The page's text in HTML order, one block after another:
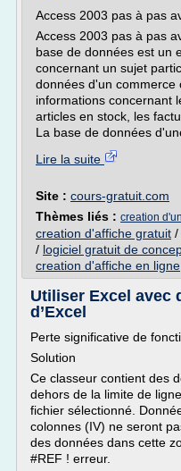
Access 2003 pas à pas
Access 2003 pas à pas
base de données est un
concernant un sujet
données d'un commerce
informations concernant
articles en stock, les
La base de données
Lire la suite
Site : cours-gratuit.com
Thèmes liés : creation
creation d'affiche gratuit /
/ logiciel gratuit de
creation d'affiche en ligne
Utiliser Excel avec
d’Excel
Perte significative de
Solution
Ce classeur contient des
dehors de la limite de
fichier sélectionné.
colonnes (IV) ne seront
des données dans cette
#REF ! erreur.